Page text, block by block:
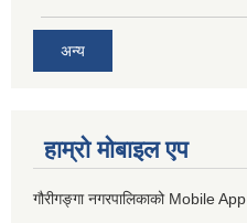
अन्य
हाम्रो माेबाइल एप
गौरीगङ्गा नगरपालिकाको Mobile App